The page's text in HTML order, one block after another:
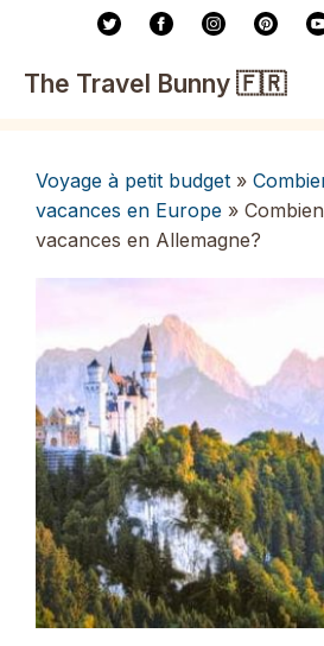
contenu
The Travel Bunny 🇫🇷
Voyage à petit budget »
vacances en Europe »
vacances en Allemagne?